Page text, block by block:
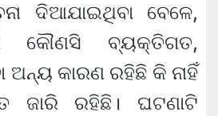
ଦିଆଯାଇଥିବା ବେଳେ,
କୌଣସି ବ୍ୟକ୍ତିଗତ,
ଅନ୍ୟ କାରଣ ରହିଛି କି ନାହିଁ
ଜାରି ରହିଛି। ଘଟଣାଟି